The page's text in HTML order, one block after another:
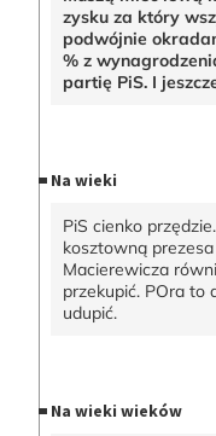
zysku za który
podwójnie
% z
partię PiS. I
Na wieki
PiS cienko
kosztowną
Macierewicza
przekupić. POra to
udupić.
Na wieki wieków